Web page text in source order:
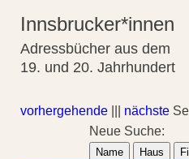
Innsbrucker*innen
Adressbücher aus dem
19. und 20. Jahrhundert
vorhergehende nächste
Neue Suche:
Name Haus